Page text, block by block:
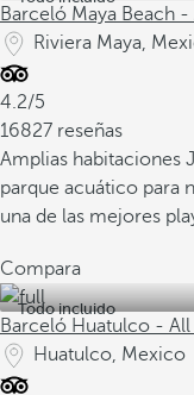
Barceló Maya Beach
Riviera Maya,
4.2/5
16827 reseñas
Amplias habitaciones
parque acuático para
una de las mejores
Compara
Todo incluido
Barceló Huatulco - All
Huatulco, Mexico